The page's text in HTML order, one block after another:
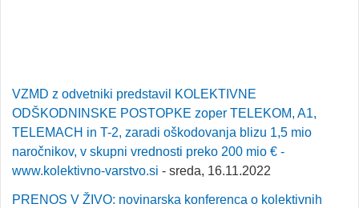
VZMD z odvetniki predstavil KOLEKTIVNE
ODŠKODNINSKE POSTOPKE zoper TELEKOM, A1,
TELEMACH in T-2, zaradi oškodovanja blizu 1,5 mio
naročnikov, v skupni vrednosti preko 200 mio € -
www.kolektivno-varstvo.si - sreda, 16.11.2022
PRENOS V ŽIVO: novinarska konferenca o kolektivnih